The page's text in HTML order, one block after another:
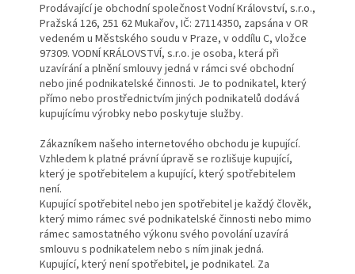
Prodávající je obchodní společnost Vodní Království, s.r.o.,
Pražská 126, 251 62 Mukařov, IČ: 27114350, zapsána v OR
vedeném u Městského soudu v Praze, v oddílu C, vložce
97309. VODNÍ KRÁLOVSTVÍ, s.r.o. je osoba, která při
uzavírání a plnění smlouvy jedná v rámci své obchodní
nebo jiné podnikatelské činnosti. Je to podnikatel, který
přímo nebo prostřednictvím jiných podnikatelů dodává
kupujícímu výrobky nebo poskytuje služby.
Zákazníkem našeho internetového obchodu je kupující.
Vzhledem k platné právní úpravě se rozlišuje kupující,
který je spotřebitelem a kupující, který spotřebitelem
není.
Kupující spotřebitel nebo jen spotřebitel je každý člověk,
který mimo rámec své podnikatelské činnosti nebo mimo
rámec samostatného výkonu svého povolání uzavírá
smlouvu s podnikatelem nebo s ním jinak jedná.
Kupující, který není spotřebitel, je podnikatel. Za